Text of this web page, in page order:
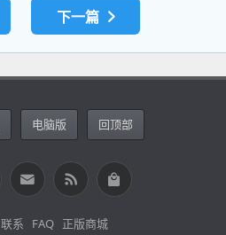
下一篇
电脑版 回顶部
联系 FAQ 正版商城